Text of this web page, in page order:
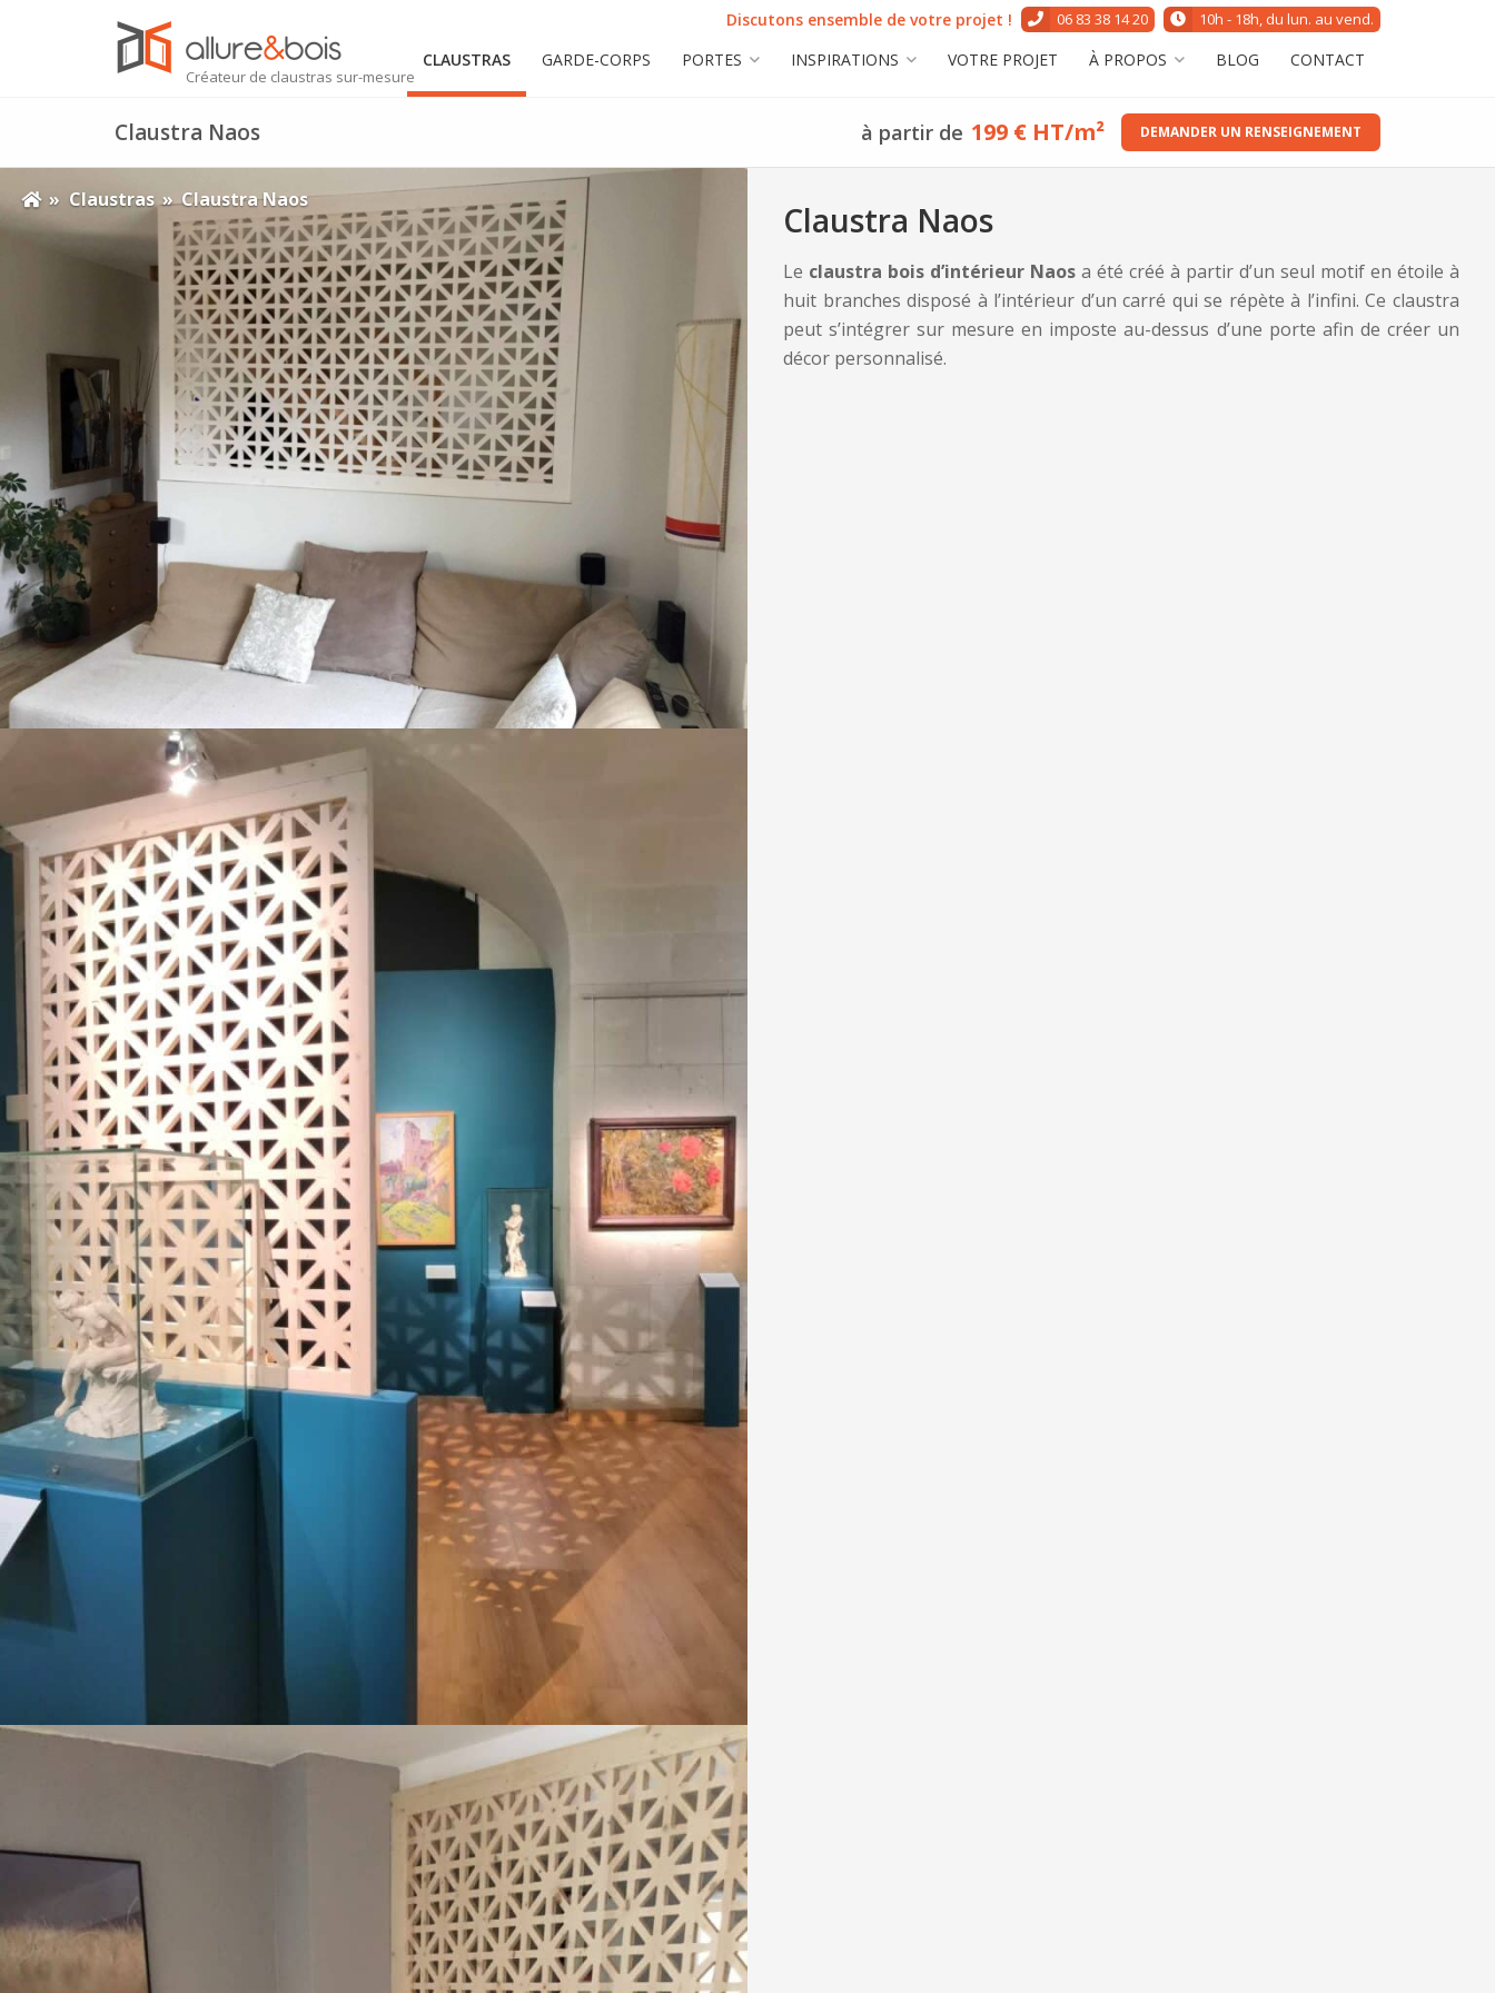
Créateur de claustras sur-mesure
Discutons ensemble de votre projet ! 06 83 38 14 20 10h - 18h, du lun. au vend.
CLAUSTRAS GARDE-CORPS PORTES INSPIRATIONS VOTRE PROJET À PROPOS BLOG CONTACT
Claustra Naos à partir de 199 € HT/m² DEMANDER UN RENSEIGNEMENT
» Claustras » Claustra Naos Claustra Naos
Le claustra bois d’intérieur Naos a été créé à partir d’un seul motif en étoile à
huit branches disposé à l’intérieur d’un carré qui se répète à l’infini. Ce claustra
peut s’intégrer sur mesure en imposte au-dessus d’une porte afin de créer un
décor personnalisé.
PROJET